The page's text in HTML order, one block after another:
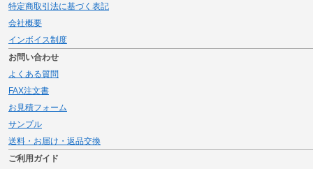
特定商取引法に基づく表記
会社概要
インボイス制度
お問い合わせ
よくある質問
FAX注文書
お見積フォーム
サンプル
送料・お届け・返品交換
ご利用ガイド